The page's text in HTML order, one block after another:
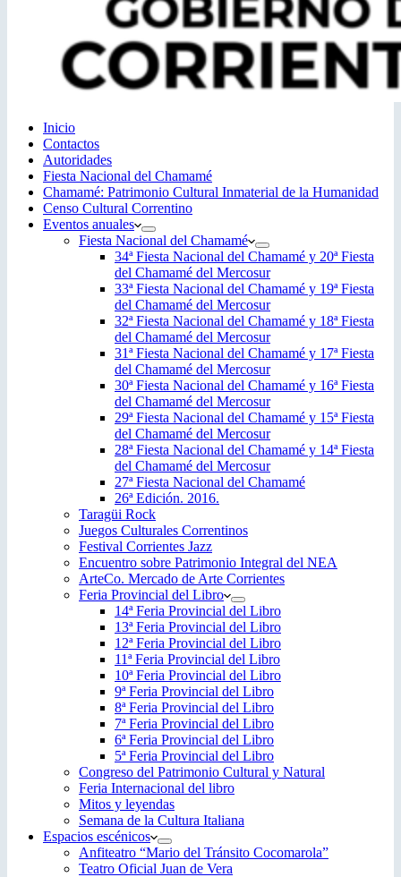
Inicio
Contactos
Autoridades
Fiesta Nacional del Chamamé
Chamamé: Patrimonio Cultural Inmaterial de la Humanidad
Censo Cultural Correntino
Eventos anuales
Fiesta Nacional del Chamamé
34ª Fiesta Nacional del Chamamé y 20ª Fiesta
del Chamamé del Mercosur
33ª Fiesta Nacional del Chamamé y 19ª Fiesta
del Chamamé del Mercosur
32ª Fiesta Nacional del Chamamé y 18ª Fiesta
del Chamamé del Mercosur
31ª Fiesta Nacional del Chamamé y 17ª Fiesta
del Chamamé del Mercosur
30ª Fiesta Nacional del Chamamé y 16ª Fiesta
del Chamamé del Mercosur
29ª Fiesta Nacional del Chamamé y 15ª Fiesta
del Chamamé del Mercosur
28ª Fiesta Nacional del Chamamé y 14ª Fiesta
del Chamamé del Mercosur
27ª Fiesta Nacional del Chamamé
26ª Edición. 2016.
Taragüi Rock
Juegos Culturales Correntinos
Festival Corrientes Jazz
Encuentro sobre Patrimonio Integral del NEA
ArteCo. Mercado de Arte Corrientes
Feria Provincial del Libro
14ª Feria Provincial del Libro
13ª Feria Provincial del Libro
12ª Feria Provincial del Libro
11ª Feria Provincial del Libro
10ª Feria Provincial del Libro
9ª Feria Provincial del Libro
8ª Feria Provincial del Libro
7ª Feria Provincial del Libro
6ª Feria Provincial del Libro
5ª Feria Provincial del Libro
Congreso del Patrimonio Cultural y Natural
Feria Internacional del libro
Mitos y leyendas
Semana de la Cultura Italiana
Espacios escénicos
Anfiteatro “Mario del Tránsito Cocomarola”
Teatro Oficial Juan de Vera